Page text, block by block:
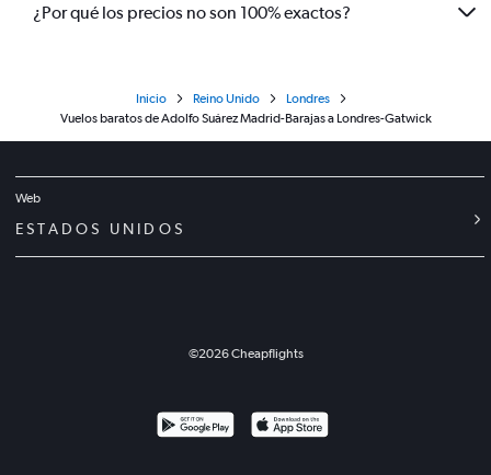
¿Por qué los precios no son 100% exactos?
Inicio Reino Unido
Londres
Vuelos baratos de Adolfo Suárez Madrid-Barajas a Londres-Gatwick
Web
ESTADOS UNIDOS
©2026Cheapflights